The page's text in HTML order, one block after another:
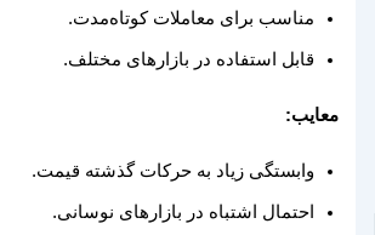
مناسب برای معاملات کوتاه‌مدت.
قابل استفاده در بازارهای مختلف.
معایب:
وابستگی زیاد به حرکات گذشته قیمت.
احتمال اشتباه در بازارهای نوسانی.